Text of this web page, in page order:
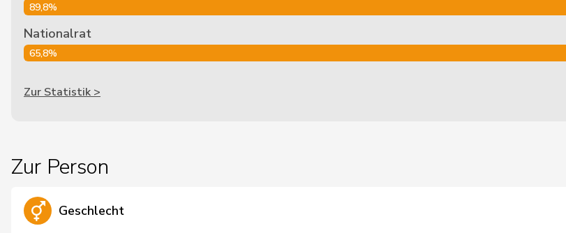
89,8%
Nationalrat
65,8%
Zur Statistik >
Zur Person
Geschlecht